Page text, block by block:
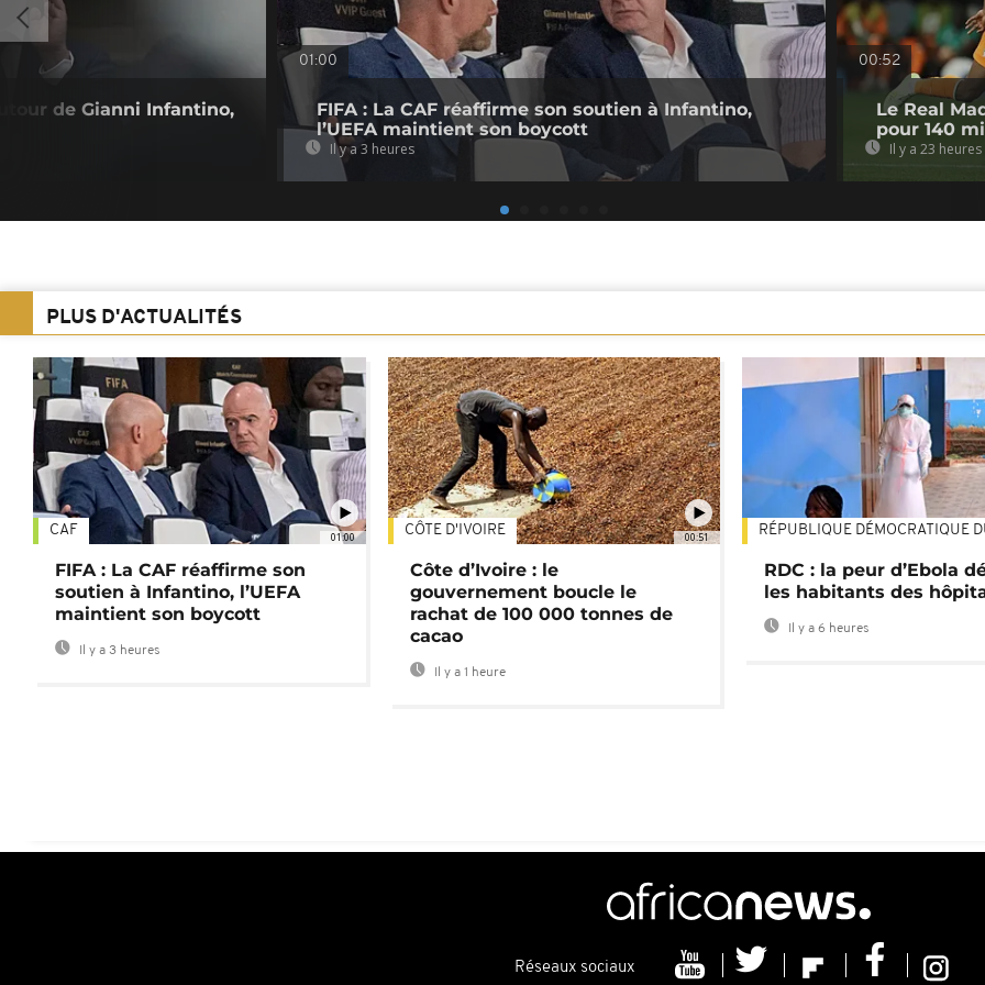
de Gianni Infantino,
01:00
FIFA : La CAF réaffirme son soutien à Infantino,
l’UEFA maintient son boycott
Il y a 3 heures
00:52
Le Real
pour 140
Il y a 23 heures
PLUS D'ACTUALITÉS
01:00
CAF
FIFA : La CAF réaffirme son
soutien à Infantino, l’UEFA
maintient son boycott
Il y a 3 heures
00:51
CÔTE D'IVOIRE
Côte d’Ivoire : le
gouvernement boucle le
rachat de 100 000 tonnes de
cacao
Il y a 1 heure
RÉPUBLIQUE DÉMOCRATIQUE
RDC : la peur d’Ebola
les habitants des
Il y a 6 heures
Réseaux sociaux